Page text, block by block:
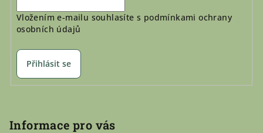
Vložením e-mailu souhlasíte s podmínkami ochrany
osobních údajů
Přihlásit se
Informace pro vás